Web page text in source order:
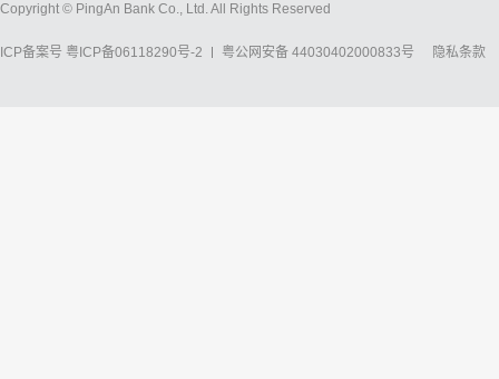
Copyright © PingAn Bank Co., Ltd. All Rights Reserved
ICP备案号 粤ICP备06118290号-2 粤公网安备 44030402000833号 隐私条款